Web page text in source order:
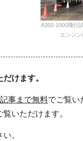
A350-1000飛行
エンジ
けます。
事まで無料でご覧い
いただけます。
。